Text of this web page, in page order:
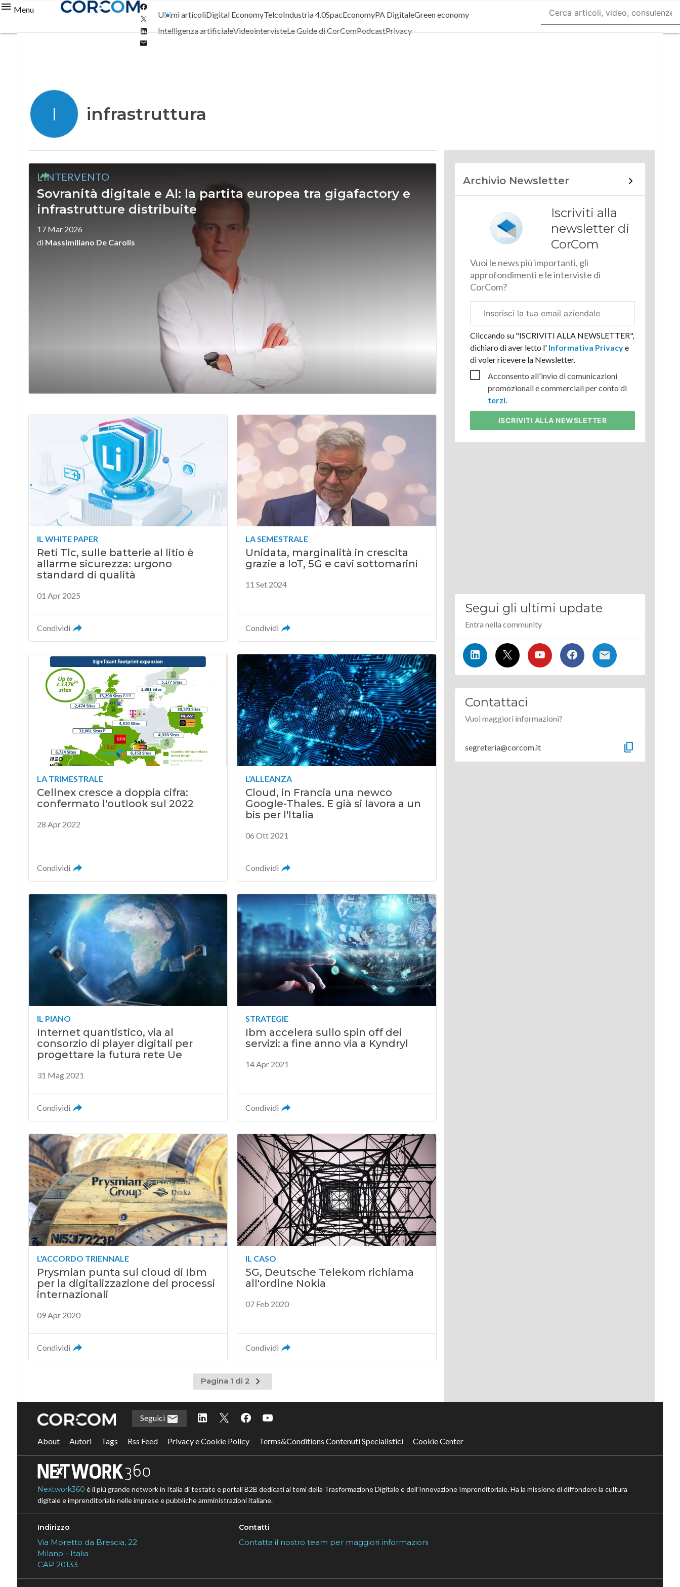
Menu
Twitter
Linkedin
Ultimi articoliDigital EconomyTelcoIndustria 4.0SpacEconomyPA DigitaleGreen economy
Intelligenza artificialeVideointervisteLe Guide di CorComPodcastPrivacy
I infrastruttura
L'INTERVENTO
Sovranità digitale e AI: la partita europea tra gigafactory e
infrastrutture distribuite
17 Mar 2026
di Massimiliano De Carolis
IL WHITE PAPER
Reti Tlc, sulle batterie al litio è
allarme sicurezza: urgono
standard di qualità
01 Apr 2025
Condividi
LA SEMESTRALE
Unidata, marginalità in crescita
grazie a IoT, 5G e cavi sottomarini
11 Set 2024
Condividi
LA TRIMESTRALE
Cellnex cresce a doppia cifra:
confermato l'outlook sul 2022
28 Apr 2022
Condividi
L'ALLEANZA
Cloud, in Francia una newco
Google-Thales. E già si lavora a un
bis per l'Italia
06 Ott 2021
Condividi
IL PIANO
Internet quantistico, via al
consorzio di player digitali per
progettare la futura rete Ue
31 Mag 2021
Condividi
STRATEGIE
Ibm accelera sullo spin off dei
servizi: a fine anno via a Kyndryl
14 Apr 2021
Condividi
L'ACCORDO TRIENNALE
Prysmian punta sul cloud di Ibm
per la digitalizzazione dei processi
internazionali
09 Apr 2020
Condividi
IL CASO
5G, Deutsche Telekom richiama
all'ordine Nokia
07 Feb 2020
Condividi
Pagina 1 di 2
Pagina
successiva
Archivio Newsletter
Iscriviti alla
newsletter di
CorCom
Vuoi le news più importanti, gli
approfondimenti e le interviste di
CorCom?
aziendale
Cliccando su "ISCRIVITI ALLA NEWSLETTER",
dichiaro di aver letto l'Informativa Privacye
di voler ricevere la Newsletter.
Acconsento all'invio di comunicazioni
promozionali e commerciali per conto di
terzi.
ISCRIVITI ALLA NEWSLETTER
Segui gli ultimi update
Entra nella community
Contattaci
Vuoi maggiori informazioni?
segreteria@corcom.it content_copy
Seguici
About Autori Tags Rss Feed Privacy e Cookie Policy Terms&Conditions Contenuti Specialistici Cookie Center
Nextwork360 è il più grande network in Italia di testate e portali B2B dedicati ai temi della Trasformazione Digitale e dell’Innovazione Imprenditoriale. Ha la missione di diffondere la cultura
digitale e imprenditoriale nelle imprese e pubbliche amministrazioni italiane.
Indirizzo
Via Moretto da Brescia, 22
Milano - Italia
CAP 20133
Contatti
Contatta il nostro team per maggiori informazioni